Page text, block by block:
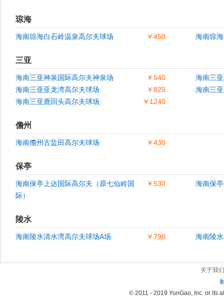
琼海
￥450
海南琼海白石岭温泉高尔夫球场 海南琼
三亚
￥540
海南三亚神泉国际高尔夫神泉场
海南三
￥825
海南三亚亚龙湾高尔夫球场
海南三
￥1240
海南三亚鹿回头高尔夫球场
儋州
￥430
海南儋州古盐田高尔夫球场
保亭
￥530
海南保亭上达国际高尔夫（原七仙岭国
际）
海南保
陵水
￥790
海南陵水清水湾高尔夫球场A场 海南陵
关于我们
© 2011 - 2019 YunGao, Inc. or its